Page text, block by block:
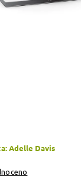
Adelle Davis